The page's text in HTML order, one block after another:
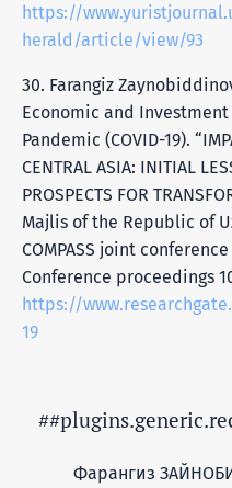
https://
herald/article/view/93
30. Farangiz
Economic and
Pandemic (COVID-19).
CENTRAL ASIA: INITIAL
PROSPECTS FOR
Majlis of the Republic of
COMPASS joint
Conference proceedings
https://
19
Фарангиз